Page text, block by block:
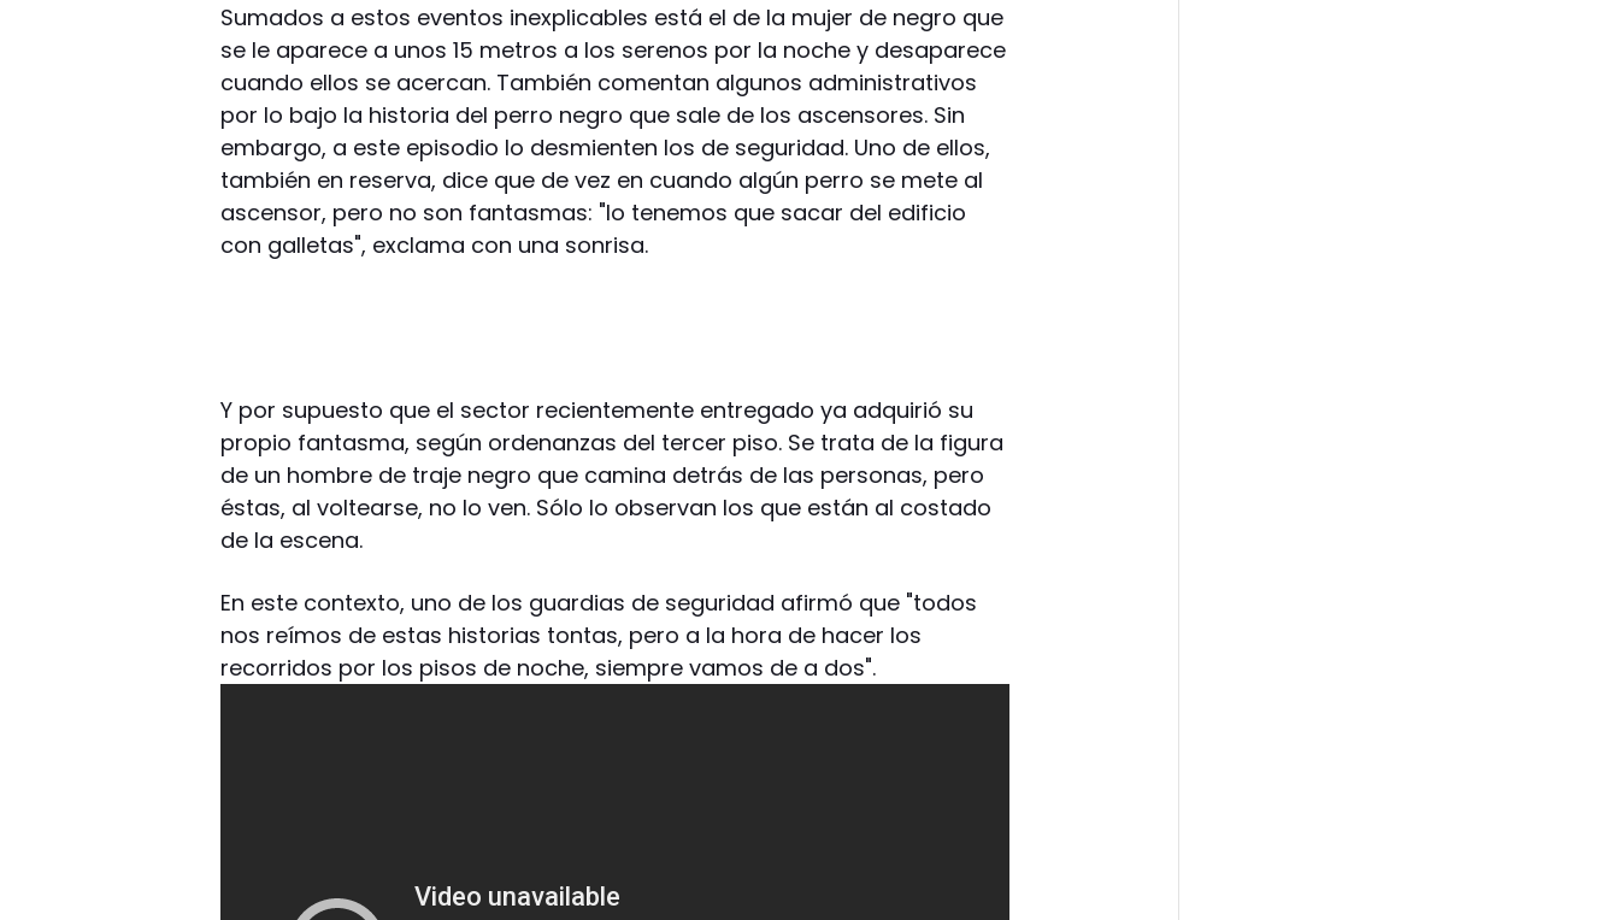
Sumados a estos eventos inexplicables está el de la mujer de negro que
se le aparece a unos 15 metros a los serenos por la noche y desaparece
cuando ellos se acercan. También comentan algunos administrativos
por lo bajo la historia del perro negro que sale de los ascensores. Sin
embargo, a este episodio lo desmienten los de seguridad. Uno de ellos,
también en reserva, dice que de vez en cuando algún perro se mete al
ascensor, pero no son fantasmas: "lo tenemos que sacar del edificio
con galletas", exclama con una sonrisa.
Y por supuesto que el sector recientemente entregado ya adquirió su
propio fantasma, según ordenanzas del tercer piso. Se trata de la figura
de un hombre de traje negro que camina detrás de las personas, pero
éstas, al voltearse, no lo ven. Sólo lo observan los que están al costado
de la escena.
En este contexto, uno de los guardias de seguridad afirmó que "todos
nos reímos de estas historias tontas, pero a la hora de hacer los
recorridos por los pisos de noche, siempre vamos de a dos".